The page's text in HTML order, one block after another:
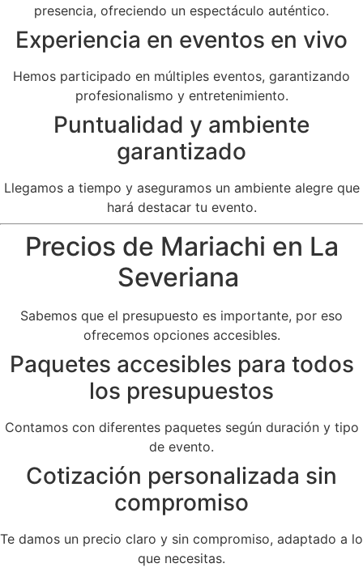
presencia, ofreciendo un espectáculo auténtico.
Experiencia en eventos en vivo
Hemos participado en múltiples eventos, garantizando
profesionalismo y entretenimiento.
Puntualidad y ambiente
garantizado
Llegamos a tiempo y aseguramos un ambiente alegre que
hará destacar tu evento.
Precios de Mariachi en La
Severiana
Sabemos que el presupuesto es importante, por eso
ofrecemos opciones accesibles.
Paquetes accesibles para todos
los presupuestos
Contamos con diferentes paquetes según duración y tipo
de evento.
Cotización personalizada sin
compromiso
Te damos un precio claro y sin compromiso, adaptado a lo
que necesitas.